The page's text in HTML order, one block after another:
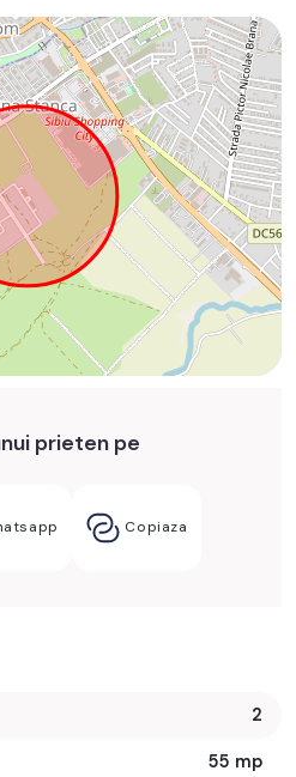
prieten pe
Copiaza
2
55 mp